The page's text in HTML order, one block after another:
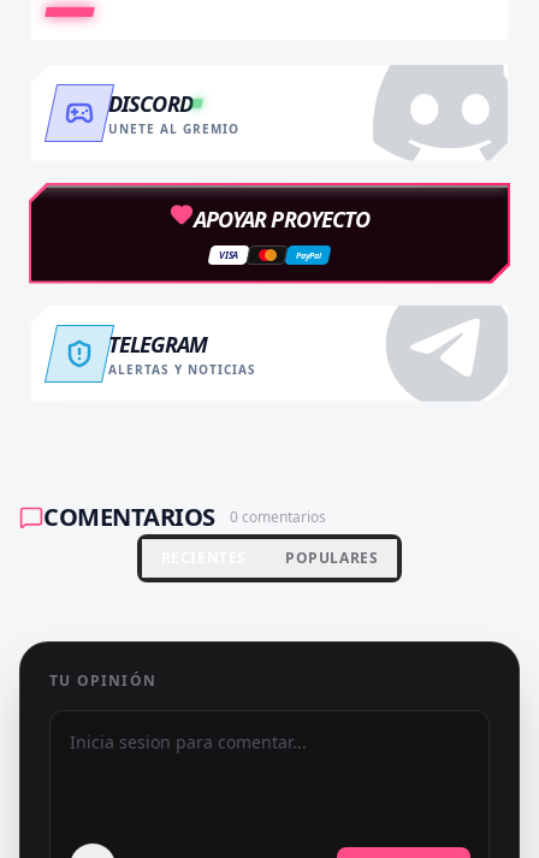
DISCORD
UNETE AL GREMIO
APOYAR PROYECTO
VISA PayPal
TELEGRAM
ALERTAS Y NOTICIAS
COMENTARIOS 0 comentarios
POPULARES
TU OPINIÓN